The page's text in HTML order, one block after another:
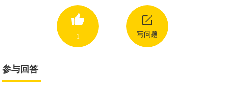
1 写问题
参与回答